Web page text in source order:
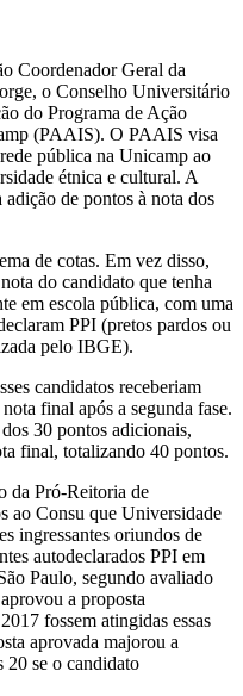
Coordenador Geral da
o Conselho Universitário
do Programa de Ação
(PAAIS). O PAAIS visa
pública na Unicamp ao
étnica e cultural. A
de pontos à nota dos
de cotas. Em vez disso,
do candidato que tenha
em escola pública, com uma
PPI (pretos pardos ou
pelo IBGE).
candidatos receberiam
final após a segunda fase.
30 pontos adicionais,
final, totalizando 40 pontos.
da Pró-Reitoria de
ao Consu que Universidade
ingressantes oriundos de
autodeclarados PPI em
Paulo, segundo avaliado
a proposta
fossem atingidas essas
aprovada majorou a
20 se o candidato